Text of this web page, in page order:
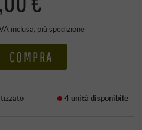
inclusa, più spedizione
COMPRA
4 unità disponibile